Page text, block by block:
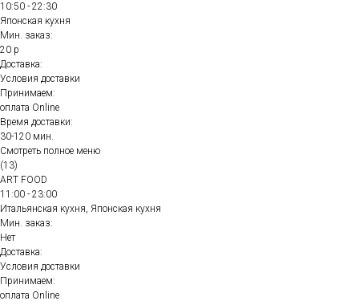
10:50 - 22:30
Японская кухня
Мин. заказ:
20 р
Доставка:
Условия доставки
Принимаем:
оплата Online
Время доставки:
30-120 мин.
Смотреть полное меню
(13)
ART FOOD
11:00 - 23:00
Итальянская кухня, Японская кухня
Мин. заказ:
Нет
Доставка:
Условия доставки
Принимаем:
оплата Online